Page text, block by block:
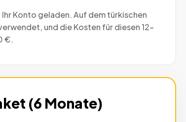
Konto geladen. Auf dem türkischen
und die Kosten für diesen 12-
€.
(6 Monate)